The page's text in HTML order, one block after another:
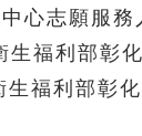
中心志願服務
福利部彰
福利部彰化